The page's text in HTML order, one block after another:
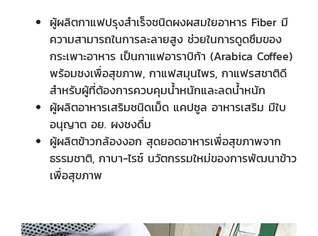
ผู้ผลิตกาแฟปรุงสำเร็จชนิดผงผสมใยอาหาร Fiber มี
ความสามารถในการละลายสูง ช่วยในการดูดซึมของ
กระเพาะอาหาร เป็นกาแฟอาราบิก้า (Arabica Coffee)
พร้อมชงเพื่อสุขภาพ, กาแฟสมุนไพร, กาแฟรสชาติดี
สำหรับผู้ที่ต้องการควบคุมน้ำหนักและลดน้ำหนัก
ผู้ผลิตอาหารเสริมชนิดเม็ด แคปซูล อาหารเสริม มีใบ
อนุญาต อย. ผงชงดื่ม
ผู้ผลิตข้าวกล้องงอก สุดยอดอาหารเพื่อสุขภาพจาก
ธรรมชาติ, กาบา-ไรซ์ นวัตกรรมใหม่ของการพัฒนาข้าว
เพื่อสุขภาพ